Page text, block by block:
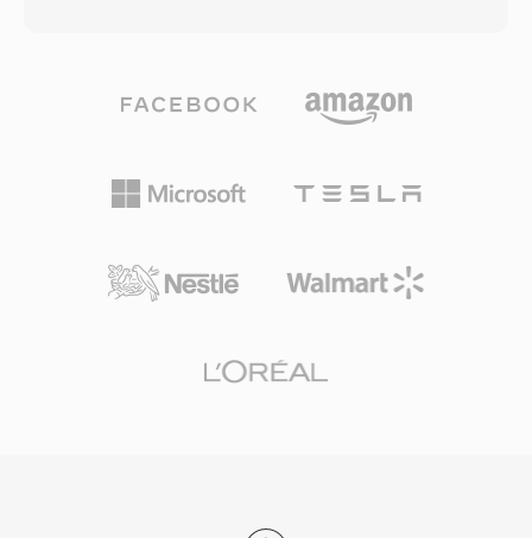
haline getirmiştir. MP4 içinde H.264 ile HTML5
video, her büyük web tarayıcısı tarafından
temel standart oluşturmuştur. Taşıdığı modern
birleşen verimli paketleme yapısı, bant genişliği
kısıtlı ağlar ve depolama alanı sınırlı cihazlarda
dağıtımını mümkün kılar.
Rice bölümleme yoluyla artık veriyi kodlar —
655 kHz&#039;e kadar örnekleme hızları
desteklenerek yüksek çözünürlüklü kayıtların
kapsamlıdır: akıllı telefonlar, araç stereoları, Blu-
çözer. Tidal ve Amazon Music gibi akış